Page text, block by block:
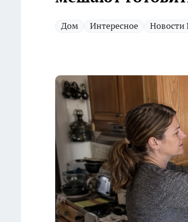
Дом Интересное Новости